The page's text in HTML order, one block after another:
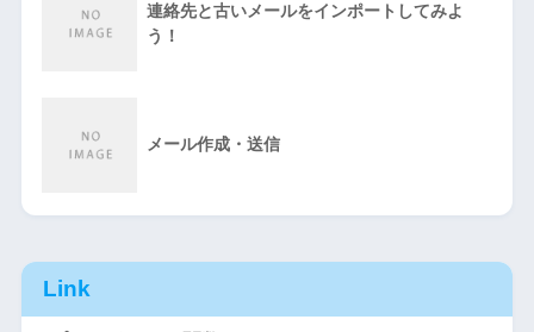
連絡先と古いメールをインポートしてみよ
う！
メール作成・送信
Link